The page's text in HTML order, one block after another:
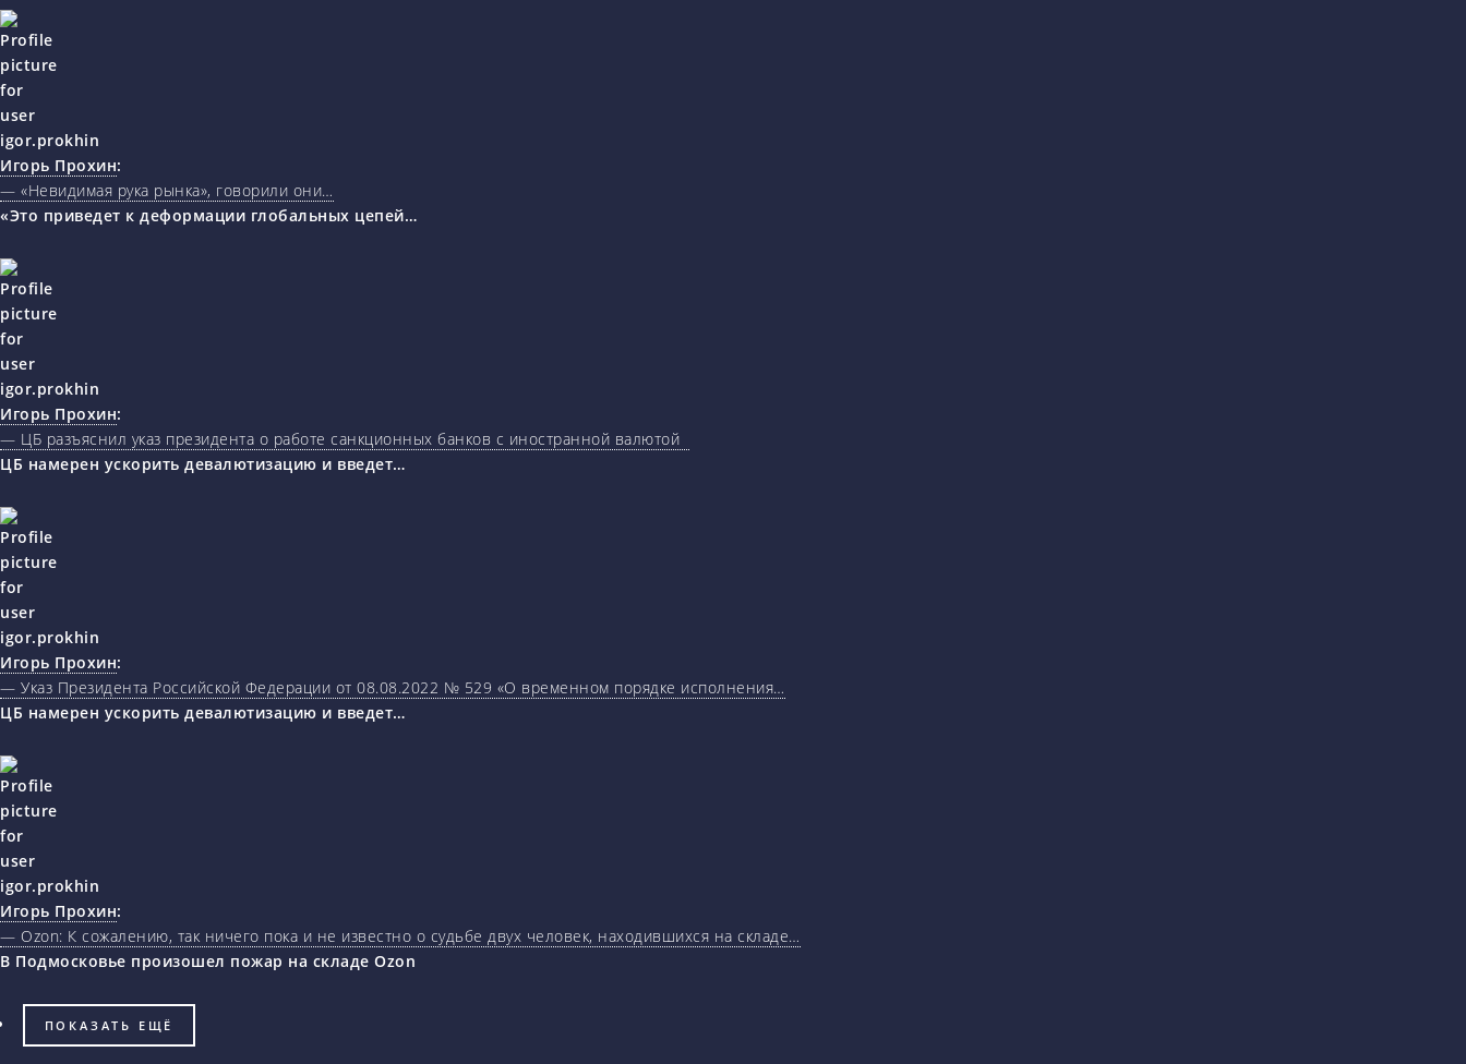
Игорь Прохин:
— «Невидимая рука рынка», говорили они…
«Это приведет к деформации глобальных цепей…
Игорь Прохин:
— ЦБ разъяснил указ президента о работе санкционных банков с иностранной валютой
ЦБ намерен ускорить девалютизацию и введет…
Игорь Прохин:
— Указ Президента Российской Федерации от 08.08.2022 № 529 «О временном порядке исполнения…
ЦБ намерен ускорить девалютизацию и введет…
Игорь Прохин:
— Ozon: К сожалению, так ничего пока и не известно о судьбе двух человек, находившихся на складе…
В Подмосковье произошел пожар на складе Ozon
ПОКАЗАТЬ ЕЩЁ